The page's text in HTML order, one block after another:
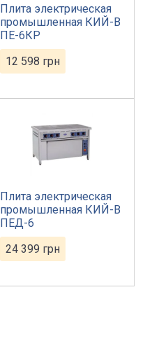
Плита электрическая
промышленная КИЙ-В
ПЕ-6КР
12 598 грн
Плита электрическая
промышленная КИЙ-В
ПЕД-6
24 399 грн